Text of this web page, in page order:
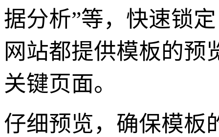
据分析”等，快速锁
网站都提供模板的预
关键页面。
仔细预览，确保模板